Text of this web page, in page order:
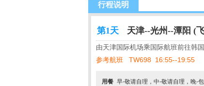
行程说明
第1天 天津--光州--潭阳 (
由天津国际机场乘国际航班前往韩
参考航班
TW698 16:55--19:55
用餐 早-敬请自理，中-敬请自理，晚-